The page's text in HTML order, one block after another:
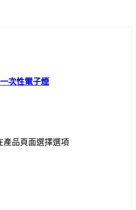
次性電子煙
產品頁面選擇選項